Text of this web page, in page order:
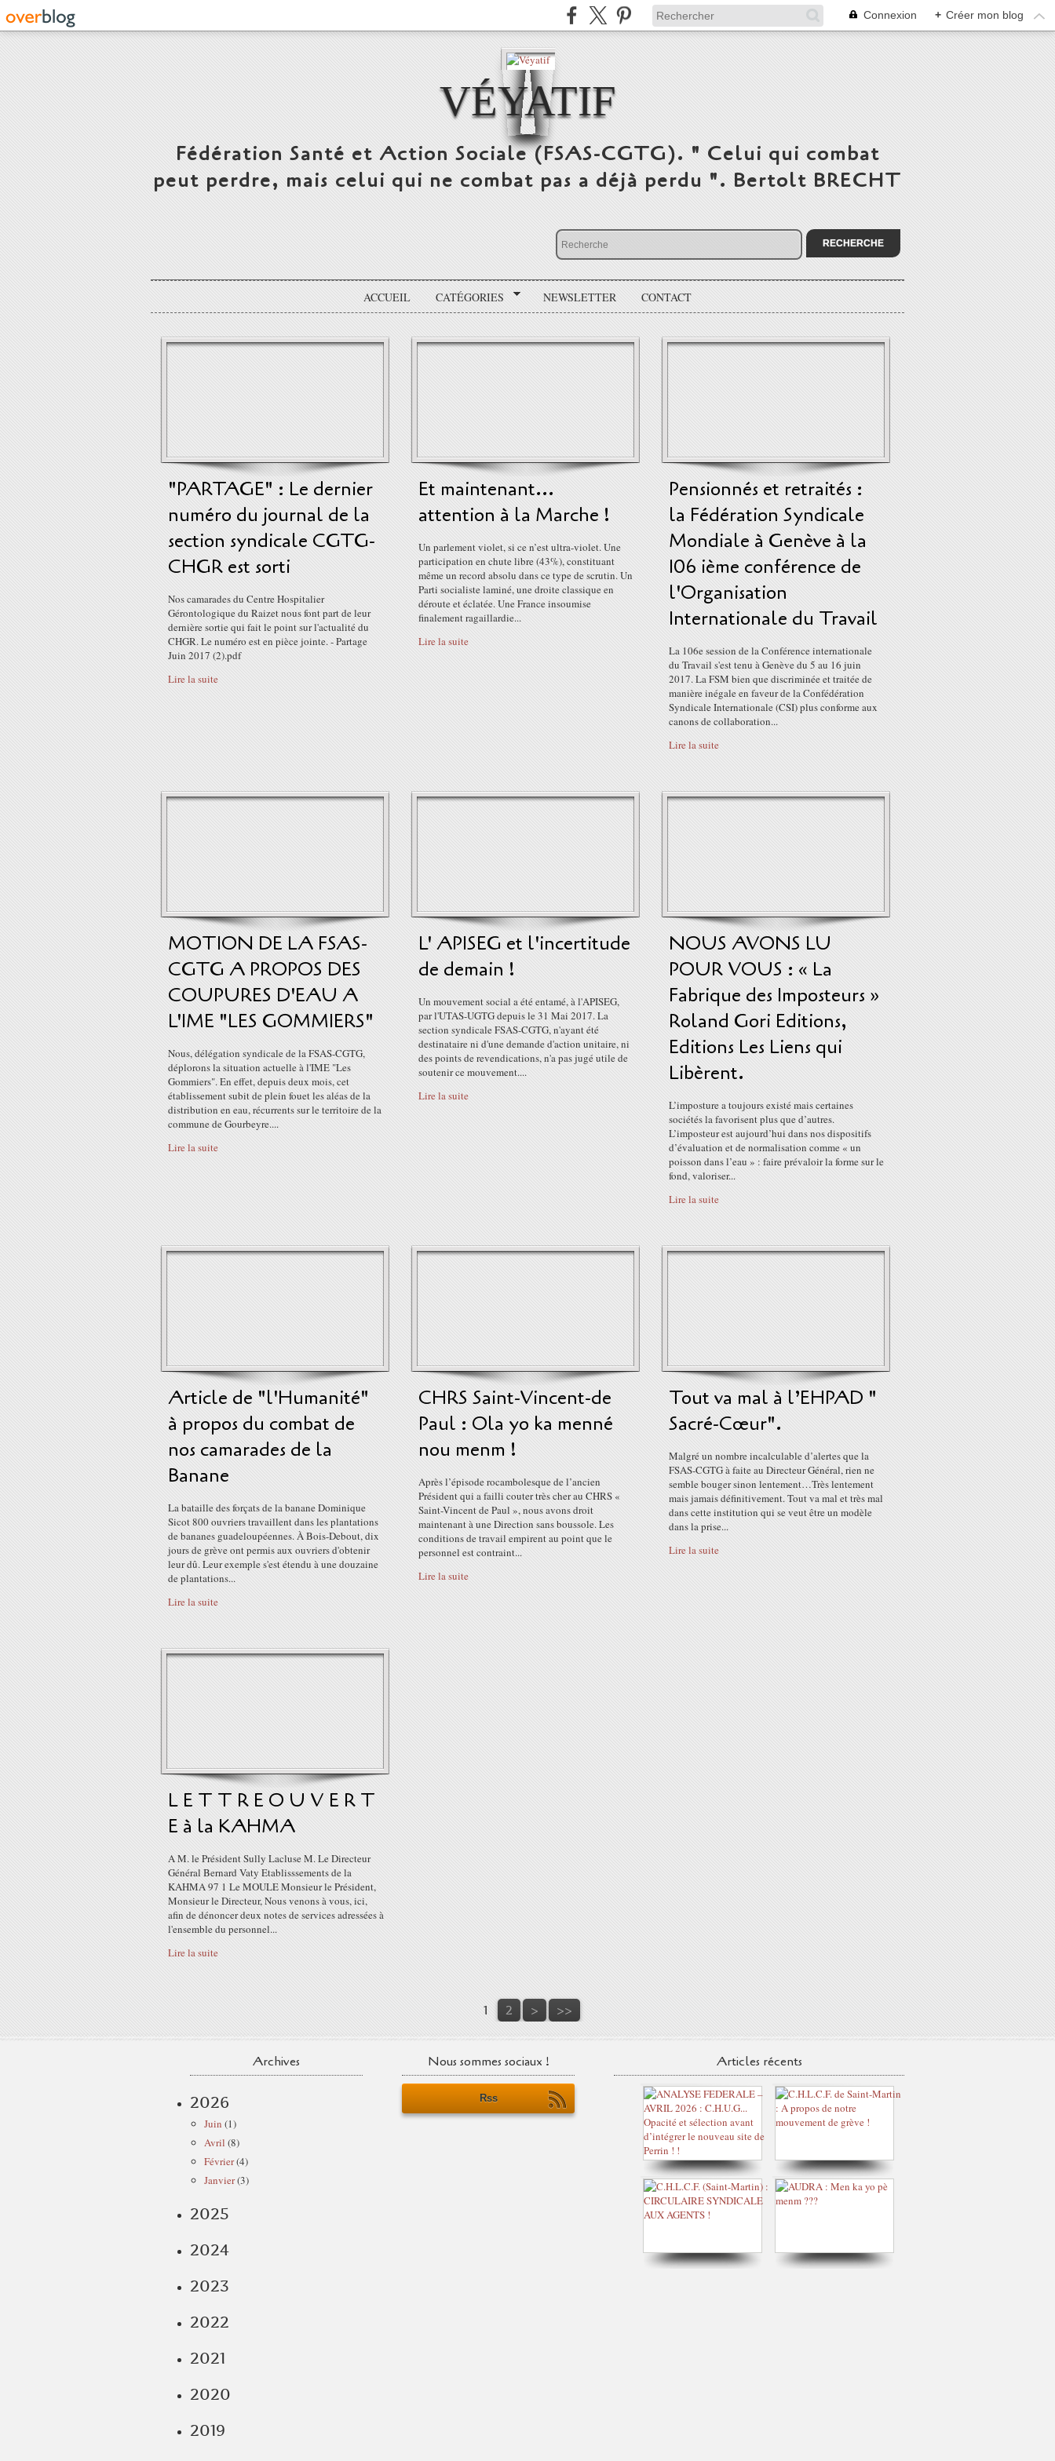
Connexion + Créer mon blog
VÉYATIF
Fédération Santé et Action Sociale (FSAS-CGTG). " Celui qui combat
peut perdre, mais celui qui ne combat pas a déjà perdu ". Bertolt BRECHT
ACCUEIL CATÉGORIES NEWSLETTER CONTACT
"PARTAGE" : Le dernier
numéro du journal de la
section syndicale CGTG-
CHGR est sorti
Nos camarades du Centre Hospitalier
Gérontologique du Raizet nous font part de leur
dernière sortie qui fait le point sur l'actualité du
CHGR. Le numéro est en pièce jointe. - Partage
Juin 2017 (2).pdf
Lire la suite
Et maintenant...
attention à la Marche !
Un parlement violet, si ce n’est ultra-violet. Une
participation en chute libre (43%), constituant
même un record absolu dans ce type de scrutin. Un
Parti socialiste laminé, une droite classique en
déroute et éclatée. Une France insoumise
finalement ragaillardie...
Lire la suite
Pensionnés et retraités :
la Fédération Syndicale
Mondiale à Genève à la
106 ième conférence de
l'Organisation
Internationale du Travail
La 106e session de la Conférence internationale
du Travail s'est tenu à Genève du 5 au 16 juin
2017. La FSM bien que discriminée et traitée de
manière inégale en faveur de la Confédération
Syndicale Internationale (CSI) plus conforme aux
canons de collaboration...
Lire la suite
MOTION DE LA FSAS-
CGTG A PROPOS DES
COUPURES D'EAU A
L'IME "LES GOMMIERS"
Nous, délégation syndicale de la FSAS-CGTG,
déplorons la situation actuelle à l'IME "Les
Gommiers". En effet, depuis deux mois, cet
établissement subit de plein fouet les aléas de la
distribution en eau, récurrents sur le territoire de la
commune de Gourbeyre....
Lire la suite
L' APISEG et l'incertitude
de demain !
Un mouvement social a été entamé, à l'APISEG,
par l'UTAS-UGTG depuis le 31 Mai 2017. La
section syndicale FSAS-CGTG, n'ayant été
destinataire ni d'une demande d'action unitaire, ni
des points de revendications, n'a pas jugé utile de
soutenir ce mouvement....
Lire la suite
NOUS AVONS LU
POUR VOUS : « La
Fabrique des Imposteurs »
Roland Gori Editions,
Editions Les Liens qui
Libèrent.
L’imposture a toujours existé mais certaines
sociétés la favorisent plus que d’autres.
L’imposteur est aujourd’hui dans nos dispositifs
d’évaluation et de normalisation comme « un
poisson dans l’eau » : faire prévaloir la forme sur le
fond, valoriser...
Lire la suite
Article de "l'Humanité"
à propos du combat de
nos camarades de la
Banane
La bataille des forçats de la banane Dominique
Sicot 800 ouvriers travaillent dans les plantations
de bananes guadeloupéennes. À Bois-Debout, dix
jours de grève ont permis aux ouvriers d'obtenir
leur dû. Leur exemple s'est étendu à une douzaine
de plantations...
Lire la suite
CHRS Saint-Vincent-de
Paul : Ola yo ka menné
nou menm !
Après l’épisode rocambolesque de l’ancien
Président qui a failli couter très cher au CHRS «
Saint-Vincent de Paul », nous avons droit
maintenant à une Direction sans boussole. Les
conditions de travail empirent au point que le
personnel est contraint...
Lire la suite
Tout va mal à l’EHPAD "
Sacré-Cœur".
Malgré un nombre incalculable d’alertes que la
FSAS-CGTG à faite au Directeur Général, rien ne
semble bouger sinon lentement…Très lentement
mais jamais définitivement. Tout va mal et très mal
dans cette institution qui se veut être un modèle
dans la prise...
Lire la suite
L E T T R E O U V E R T
E à la KAHMA
A M. le Président Sully Lacluse M. Le Directeur
Général Bernard Vaty Etablisssements de la
KAHMA 97 1 Le MOULE Monsieur le Président,
Monsieur le Directeur, Nous venons à vous, ici,
afin de dénoncer deux notes de services adressées à
l'ensemble du personnel...
Lire la suite
1 2 > >>
Archives
2026
Juin (1)
Avril (8)
Février(4)
Janvier(3)
2025
2024
2023
2022
2021
2020
2019
Nous sommes sociaux !
Rss
Articles récents